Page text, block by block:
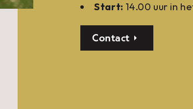
Start: 14.00 uur in
Contact